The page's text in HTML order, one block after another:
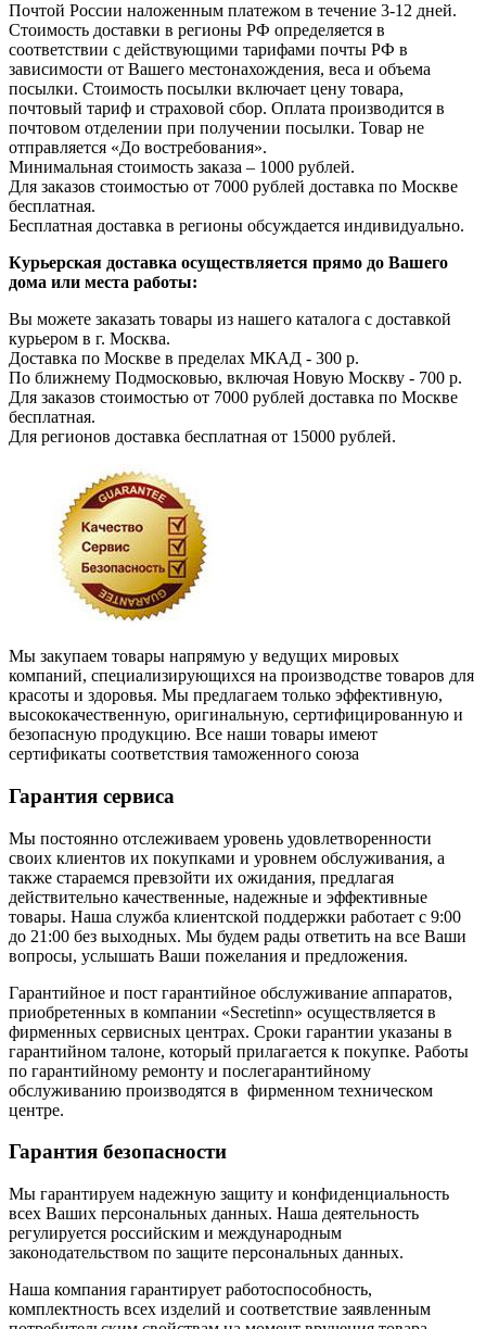
Почтой России наложенным платежом в течение 3-12 дней.
Стоимость доставки в регионы РФ определяется в
соответствии с действующими тарифами почты РФ в
зависимости от Вашего местонахождения, веса и объема
посылки. Стоимость посылки включает цену товара,
почтовый тариф и страховой сбор. Оплата производится в
почтовом отделении при получении посылки. Товар не
отправляется «До востребования».
Минимальная стоимость заказа – 1000 рублей.
Для заказов стоимостью от 7000 рублей доставка по Москве
бесплатная.
Бесплатная доставка в регионы обсуждается индивидуально.
Курьерская доставка осуществляется прямо до Вашего
дома или места работы:
Вы можете заказать товары из нашего каталога с доставкой
курьером в г. Москва.
Доставка по Москве в пределах МКАД - 300 р.
По ближнему Подмосковью, включая Новую Москву - 700 р.
Для заказов стоимостью от 7000 рублей доставка по Москве
бесплатная.
Для регионов доставка бесплатная от 15000 рублей.
Мы закупаем товары напрямую у ведущих мировых
компаний, специализирующихся на производстве товаров для
красоты и здоровья. Мы предлагаем только эффективную,
высококачественную, оригинальную, сертифицированную и
безопасную продукцию. Все наши товары имеют
сертификаты соответствия таможенного союза
Гарантия сервиса
Мы постоянно отслеживаем уровень удовлетворенности
своих клиентов их покупками и уровнем обслуживания, а
также стараемся превзойти их ожидания, предлагая
действительно качественные, надежные и эффективные
товары. Наша служба клиентской поддержки работает с 9:00
до 21:00 без выходных. Мы будем рады ответить на все Ваши
вопросы, услышать Ваши пожелания и предложения.
Гарантийное и пост гарантийное обслуживание аппаратов,
приобретенных в компании «Secretinn» осуществляется в
фирменных сервисных центрах. Сроки гарантии указаны в
гарантийном талоне, который прилагается к покупке. Работы
по гарантийному ремонту и послегарантийному
обслуживанию производятся в фирменном техническом
центре.
Гарантия безопасности
Мы гарантируем надежную защиту и конфиденциальность
всех Ваших персональных данных. Наша деятельность
регулируется российским и международным
законодательством по защите персональных данных.
Наша компания гарантирует работоспособность,
комплектность всех изделий и соответствие заявленным